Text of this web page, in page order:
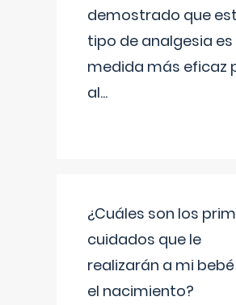
demostrado que
tipo de analgesia es
medida más eficaz
al...
¿Cuáles son los
cuidados que le
realizarán a mi
el nacimiento?